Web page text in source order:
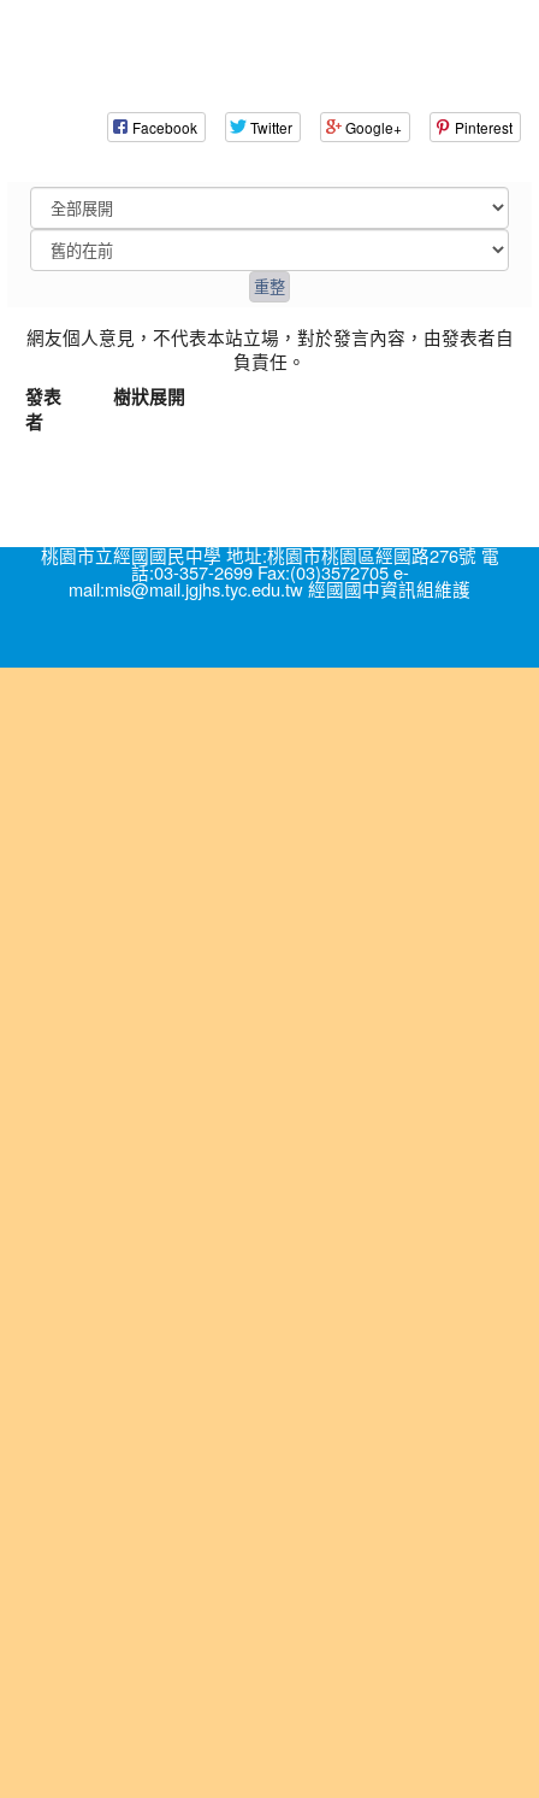
Facebook Twitter Google+ Pinterest
網友個人意見，不代表本站立場，對於發言內容，由發表者自
負責任。
發表
者
樹狀展開
桃園市立經國國民中學 地址:桃園市桃園區經國路276號 電
話:03-357-2699 Fax:(03)3572705 e-
mail:mis@mail.jgjhs.tyc.edu.tw 經國國中資訊組維護